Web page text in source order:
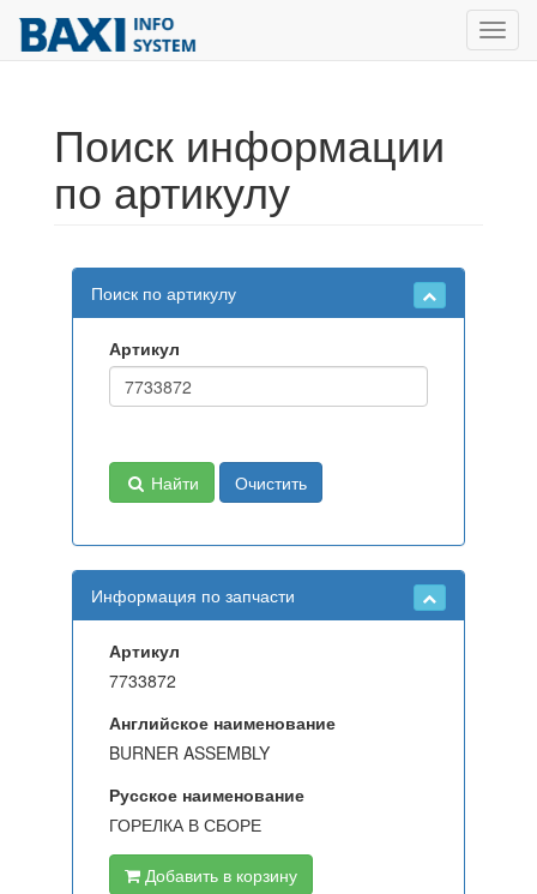
Поиск информации
по артикулу
Поиск по артикулу
Артикул
Найти Очистить
Информация по запчасти
Артикул
7733872
Английское наименование
BURNER ASSEMBLY
Русское наименование
ГОРЕЛКА В СБОРЕ
Добавить в корзину